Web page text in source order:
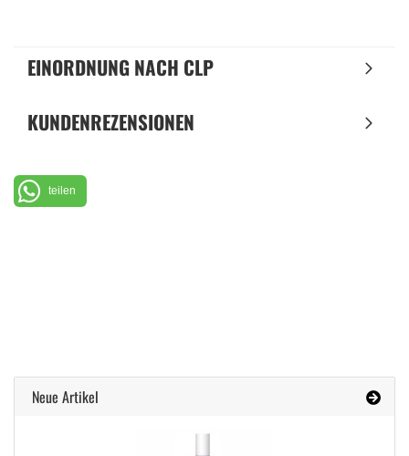
EINORDNUNG NACH CLP
KUNDENREZENSIONEN
teilen
Neue Artikel